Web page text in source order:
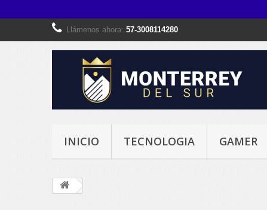
Llámenos ahora: 57-3008114280
INICIO TECNOLOGIA GAMER